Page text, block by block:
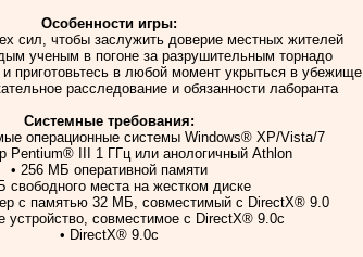
Особенности игры:
сил, чтобы заслужить доверие местных жителей
ученым в погоне за разрушительным торнадо
и приготовьтесь в любой момент укрыться в убежище
расследование и обязанности лаборанта
Системные требования:
операционные системы Windows® XP/Vista/7
Pentium® III 1 ГГц или анологичный Athlon
• 256 МБ оперативной памяти
свободного места на жестком диске
с памятью 32 МБ, совместимый с DirectX® 9.0
устройство, совместимое с DirectX® 9.0с
• DirectX® 9.0с